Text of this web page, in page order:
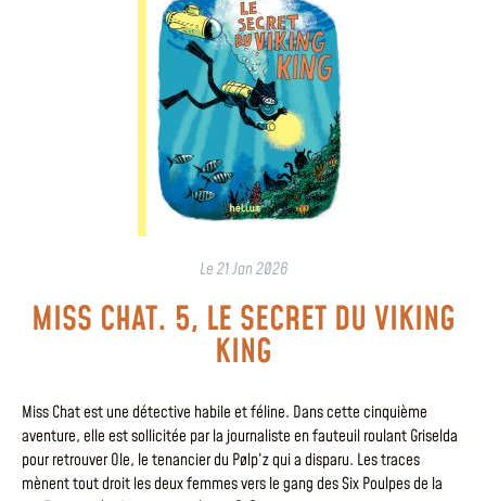
Le21 Jan 2026
MISS CHAT. 5, LE SECRET DU VIKING
KING
Miss Chat est une détective habile et féline. Dans cette cinquième
aventure, elle est sollicitée par la journaliste en fauteuil roulant Griselda
pour retrouver Ole, le tenancier du Pølp’z qui a disparu. Les traces
mènent tout droit les deux femmes vers le gang des Six Poulpes de la